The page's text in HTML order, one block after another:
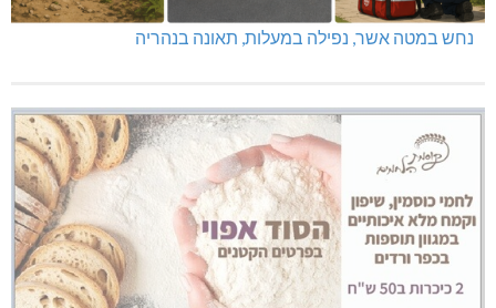
נחש במטה אשר, נפילה במעלות, תאונה בנהריה